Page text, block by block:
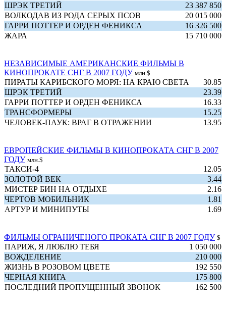
ШРЭК ТРЕТИЙ
23 387 850
ВОЛКОДАВ ИЗ РОДА СЕРЫХ ПСОВ
20 015 000
ГАРРИ ПОТТЕР И ОРДЕН ФЕНИКСА
16 326 500
ЖАРА
15 710 000
НЕЗАВИСИМЫЕ АМЕРИКАНСКИЕ ФИЛЬМЫ В
КИНОПРОКАТЕ СНГ В 2007 ГОДУ млн.$
ПИРАТЫ КАРИБСКОГО МОРЯ: НА КРАЮ СВЕТА
30.85
ШРЭК ТРЕТИЙ
23.39
ГАРРИ ПОТТЕР И ОРДЕН ФЕНИКСА
16.33
ТРАНСФОРМЕРЫ
15.25
ЧЕЛОВЕК-ПАУК: ВРАГ В ОТРАЖЕНИИ
13.95
ЕВРОПЕЙСКИЕ ФИЛЬМЫ В КИНОПРОКАТА СНГ В 2007
ГОДУ млн.$
ТАКСИ-4
12.05
ЗОЛОТОЙ ВЕК
3.44
МИСТЕР БИН НА ОТДЫХЕ
2.16
ЧЕРТОВ МОБИЛЬНИК
1.81
АРТУР И МИНИПУТЫ
1.69
ФИЛЬМЫ ОГРАНИЧЕНОГО ПРОКАТА СНГ В 2007 ГОДУ $
ПАРИЖ, Я ЛЮБЛЮ ТЕБЯ
1 050 000
ВОЖДЕЛЕНИЕ
210 000
ЖИЗНЬ В РОЗОВОМ ЦВЕТЕ
192 550
ЧЕРНАЯ КНИГА
175 800
ПОСЛЕДНИЙ ПРОПУЩЕННЫЙ ЗВОНОК
162 500